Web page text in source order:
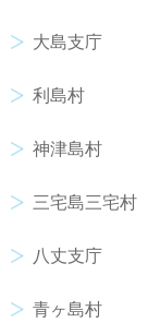
大島支庁
利島村
神津島村
三宅島三宅村
八丈支庁
青ヶ島村